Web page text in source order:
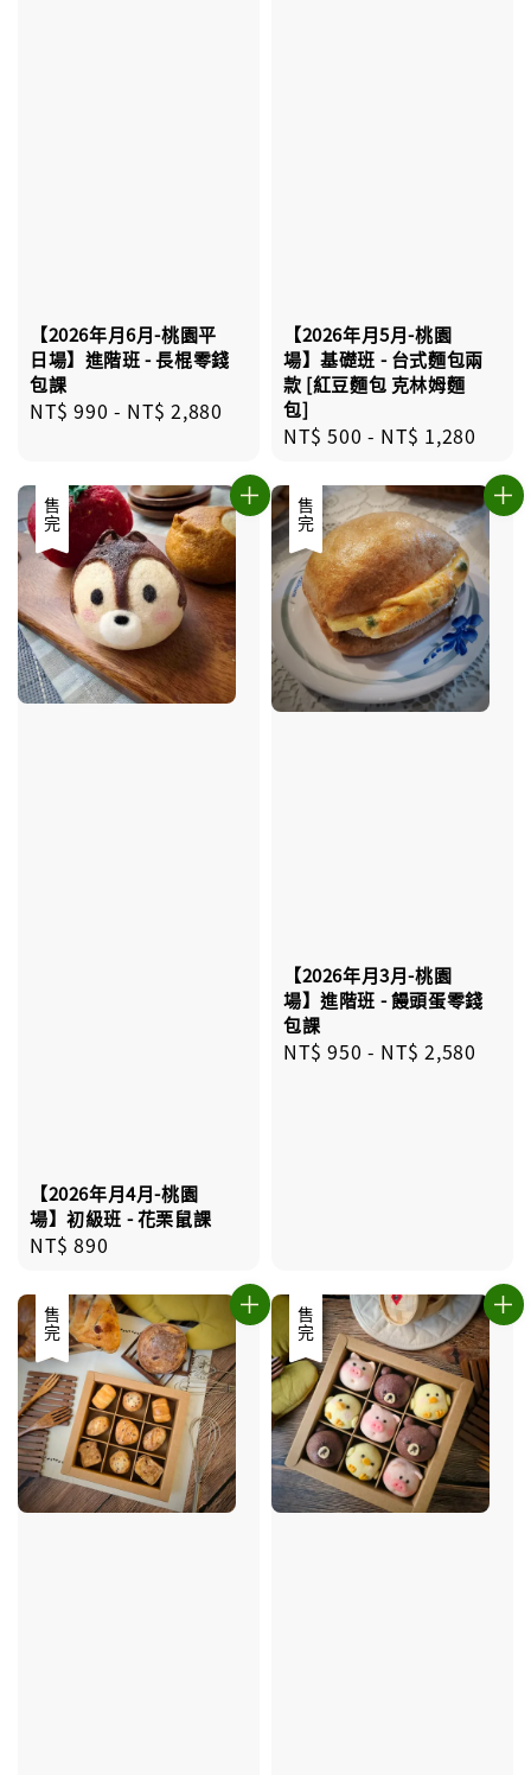
【2026年月6月-桃園平
日場】進階班 - 長棍零錢
包課
Regular
NT$ 990 - NT$ 2,880
【2026年月5月-桃園
場】基礎班 - 台式麵包兩
款 [紅豆麵包 克林姆麵
包]
Regular
NT$ 500 - NT$ 1,280
售完
【2026年月4月-桃園
場】初級班 - 花栗鼠課
Regular
NT$ 890
售完
【2026年月3月-桃園
場】進階班 - 饅頭蛋零錢
包課
Regular
NT$ 950 - NT$ 2,580
售完 售完